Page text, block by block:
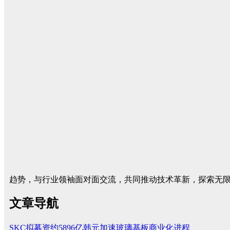
趋势，与行业领袖面对面交流，共同推动技术革新，探索无
文章导航
SKC拟募资约5896亿韩元加速玻璃基板商业化进程